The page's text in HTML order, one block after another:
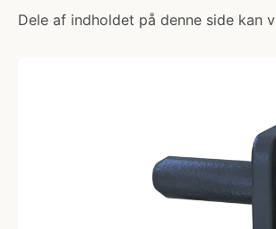
Dele af indholdet på denne side